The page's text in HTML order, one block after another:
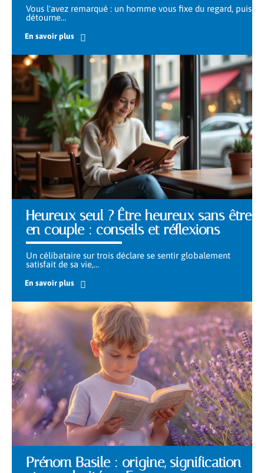
Vous l'avez remarqué : un homme vous fixe du regard, puis
détourne…
En savoir plus
Heureux seul ? Être heureux sans être
en couple : conseils et réflexions
Un célibataire sur trois déclare se sentir globalement
satisfait de sa vie,…
En savoir plus
Prénom Basile : origine, signification